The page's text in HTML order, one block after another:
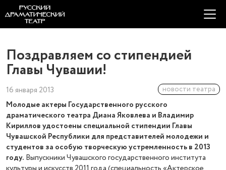
Поздравляем со стипендией
Главы Чувашии!
16 января 2013 новости театра
Молодые актеры Государственного русского
драматического театра Диана Яковлева и Владимир
Кириллов удостоены специальной стипендии Главы
Чувашской Республики для представителей молодежи и
студентов за особую творческую устремленность в 2013
году. Выпускники Чувашского государственного института